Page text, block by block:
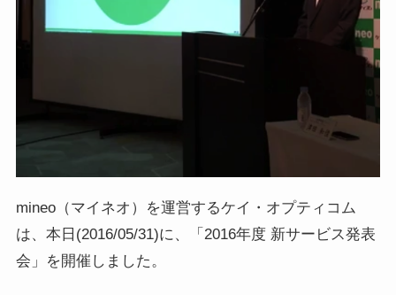
mineo（マイネオ）を運営するケイ・オプティコム
は、本日(2016/05/31)に、「2016年度 新サービス発表
会」を開催しました。